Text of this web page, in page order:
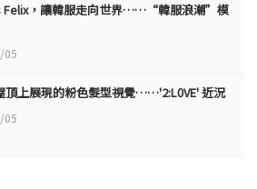
Felix，讓韓服走向世界……“韓服浪潮”模
05
頂上展現的粉色髮型視覺……'2:L0VE' 近況
05